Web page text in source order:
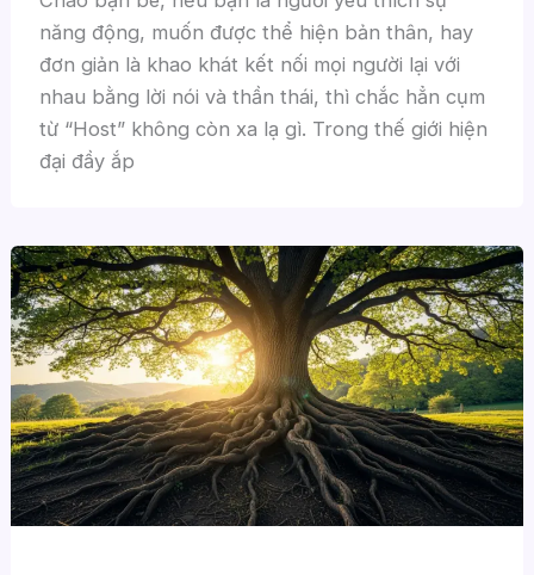
năng động, muốn được thể hiện bản thân, hay
đơn giản là khao khát kết nối mọi người lại với
nhau bằng lời nói và thần thái, thì chắc hẳn cụm
từ “Host” không còn xa lạ gì. Trong thế giới hiện
đại đầy ắp